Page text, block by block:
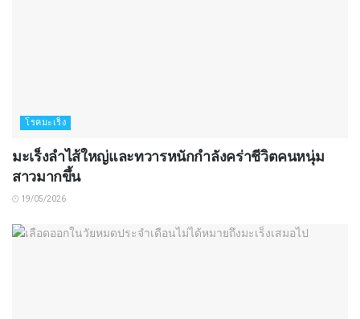
โรคมะเร็ง
มะเร็งลำไส้ใหญ่และทวารหนักกำลังคร่าชีวิตคนหนุ่ม
สาวมากขึ้น
19/05/2026